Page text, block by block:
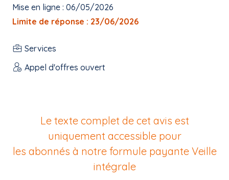
Mise en ligne : 06/05/2026
Limite de réponse : 23/06/2026
Services
Appel d'offres ouvert
Le texte complet de cet avis est
uniquement accessible pour
les abonnés à notre formule payante Veille
intégrale